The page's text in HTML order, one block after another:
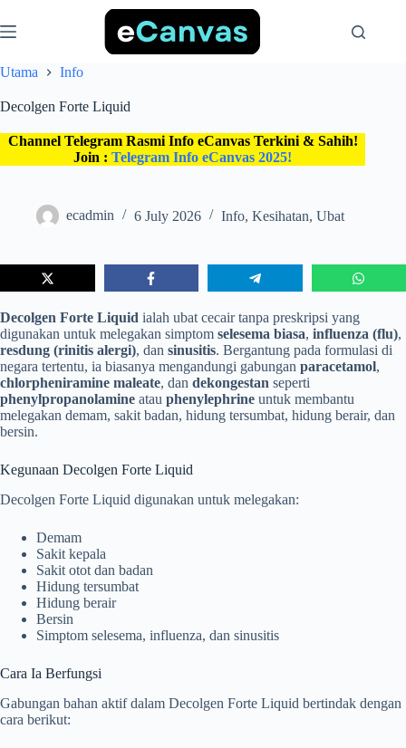
to
content
Utama Info
Decolgen Forte Liquid
Channel Telegram Rasmi Info eCanvas Terkini & Sahih!
Join :Telegram Info eCanvas 2025!
ecadmin 6 July 2026 Info, Kesihatan, Ubat
Decolgen Forte Liquid ialah ubat cecair tanpa preskripsi yang
digunakan untuk melegakan simptom selesema biasa, influenza (flu),
resdung (rinitis alergi), dan sinusitis. Bergantung pada formulasi di
negara tertentu, ia biasanya mengandungi gabungan paracetamol,
chlorpheniramine maleate, dan dekongestan seperti
phenylpropanolamine atau phenylephrine untuk membantu
melegakan demam, sakit badan, hidung tersumbat, hidung berair, dan
bersin.
Kegunaan Decolgen Forte Liquid
Decolgen Forte Liquid digunakan untuk melegakan:
Demam
Sakit kepala
Sakit otot dan badan
Hidung tersumbat
Hidung berair
Bersin
Simptom selesema, influenza, dan sinusitis
Cara Ia Berfungsi
Gabungan bahan aktif dalam Decolgen Forte Liquid bertindak dengan
cara berikut: